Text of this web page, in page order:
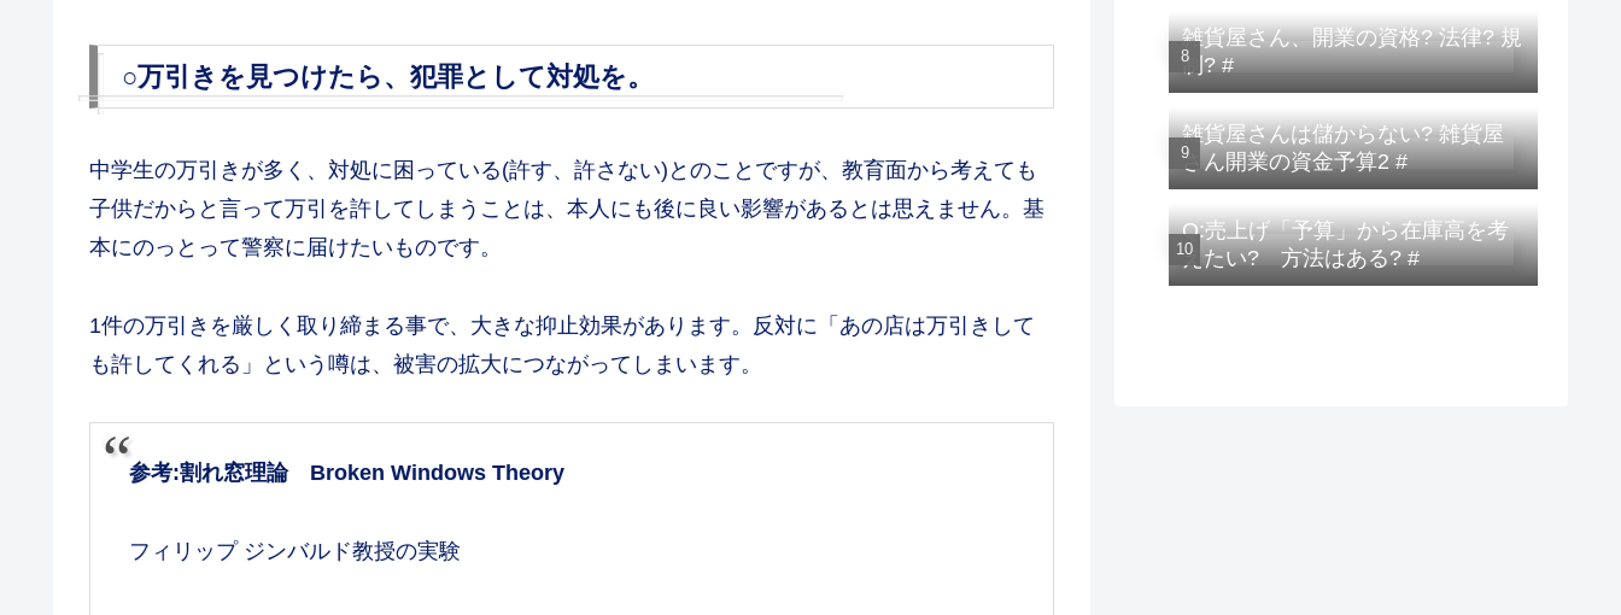
○万引きを見つけたら、犯罪として対処を。
中学生の万引きが多く、対処に困っている(許す、許さない)とのことですが、教育面から考えても
子供だからと言って万引を許してしまうことは、本人にも後に良い影響があるとは思えません。基
本にのっとって警察に届けたいものです。
1件の万引きを厳しく取り締まる事で、大きな抑止効果があります。反対に「あの店は万引きして
も許してくれる」という噂は、被害の拡大につながってしまいます。
参考:割れ窓理論 Broken Windows Theory
フィリップ ジンバルド教授の実験
雑貨屋さん、開業の資格? 法律? 規
制? #
雑貨屋さんは儲からない? 雑貨屋
さん開業の資金予算2 #
Q:売上げ「予算」から在庫高を考
えたい? 方法はある? #